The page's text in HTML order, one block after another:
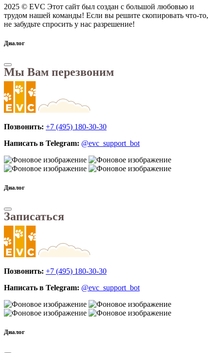
2025 © EVC Этот сайт был создан с большой любовью и
трудом нашей команды! Если вы решите скопировать что-то,
не забудьте спросить у нас разрешение!
Диалог
Мы Вам перезвоним
Позвонить: +7 (495) 180-30-30
Написать в Telegram: @evc_support_bot
Диалог
Записаться
Позвонить: +7 (495) 180-30-30
Написать в Telegram: @evc_support_bot
Диалог